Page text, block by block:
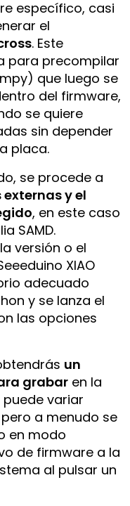
específico, casi
el
. Este
para precompilar
que luego se
del firmware,
se quiere
sin depender
placa.
se procede a
y el
, en este caso
SAMD.
versión o el
XIAO
adecuado
y se lanza el
las opciones
un
grabar en la
variar
a menudo se
en modo
de firmware a la
al pulsar un